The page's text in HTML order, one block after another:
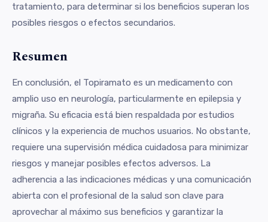
tratamiento, para determinar si los beneficios superan los
posibles riesgos o efectos secundarios.
Resumen
En conclusión, el Topiramato es un medicamento con
amplio uso en neurología, particularmente en epilepsia y
migraña. Su eficacia está bien respaldada por estudios
clínicos y la experiencia de muchos usuarios. No obstante,
requiere una supervisión médica cuidadosa para minimizar
riesgos y manejar posibles efectos adversos. La
adherencia a las indicaciones médicas y una comunicación
abierta con el profesional de la salud son clave para
aprovechar al máximo sus beneficios y garantizar la